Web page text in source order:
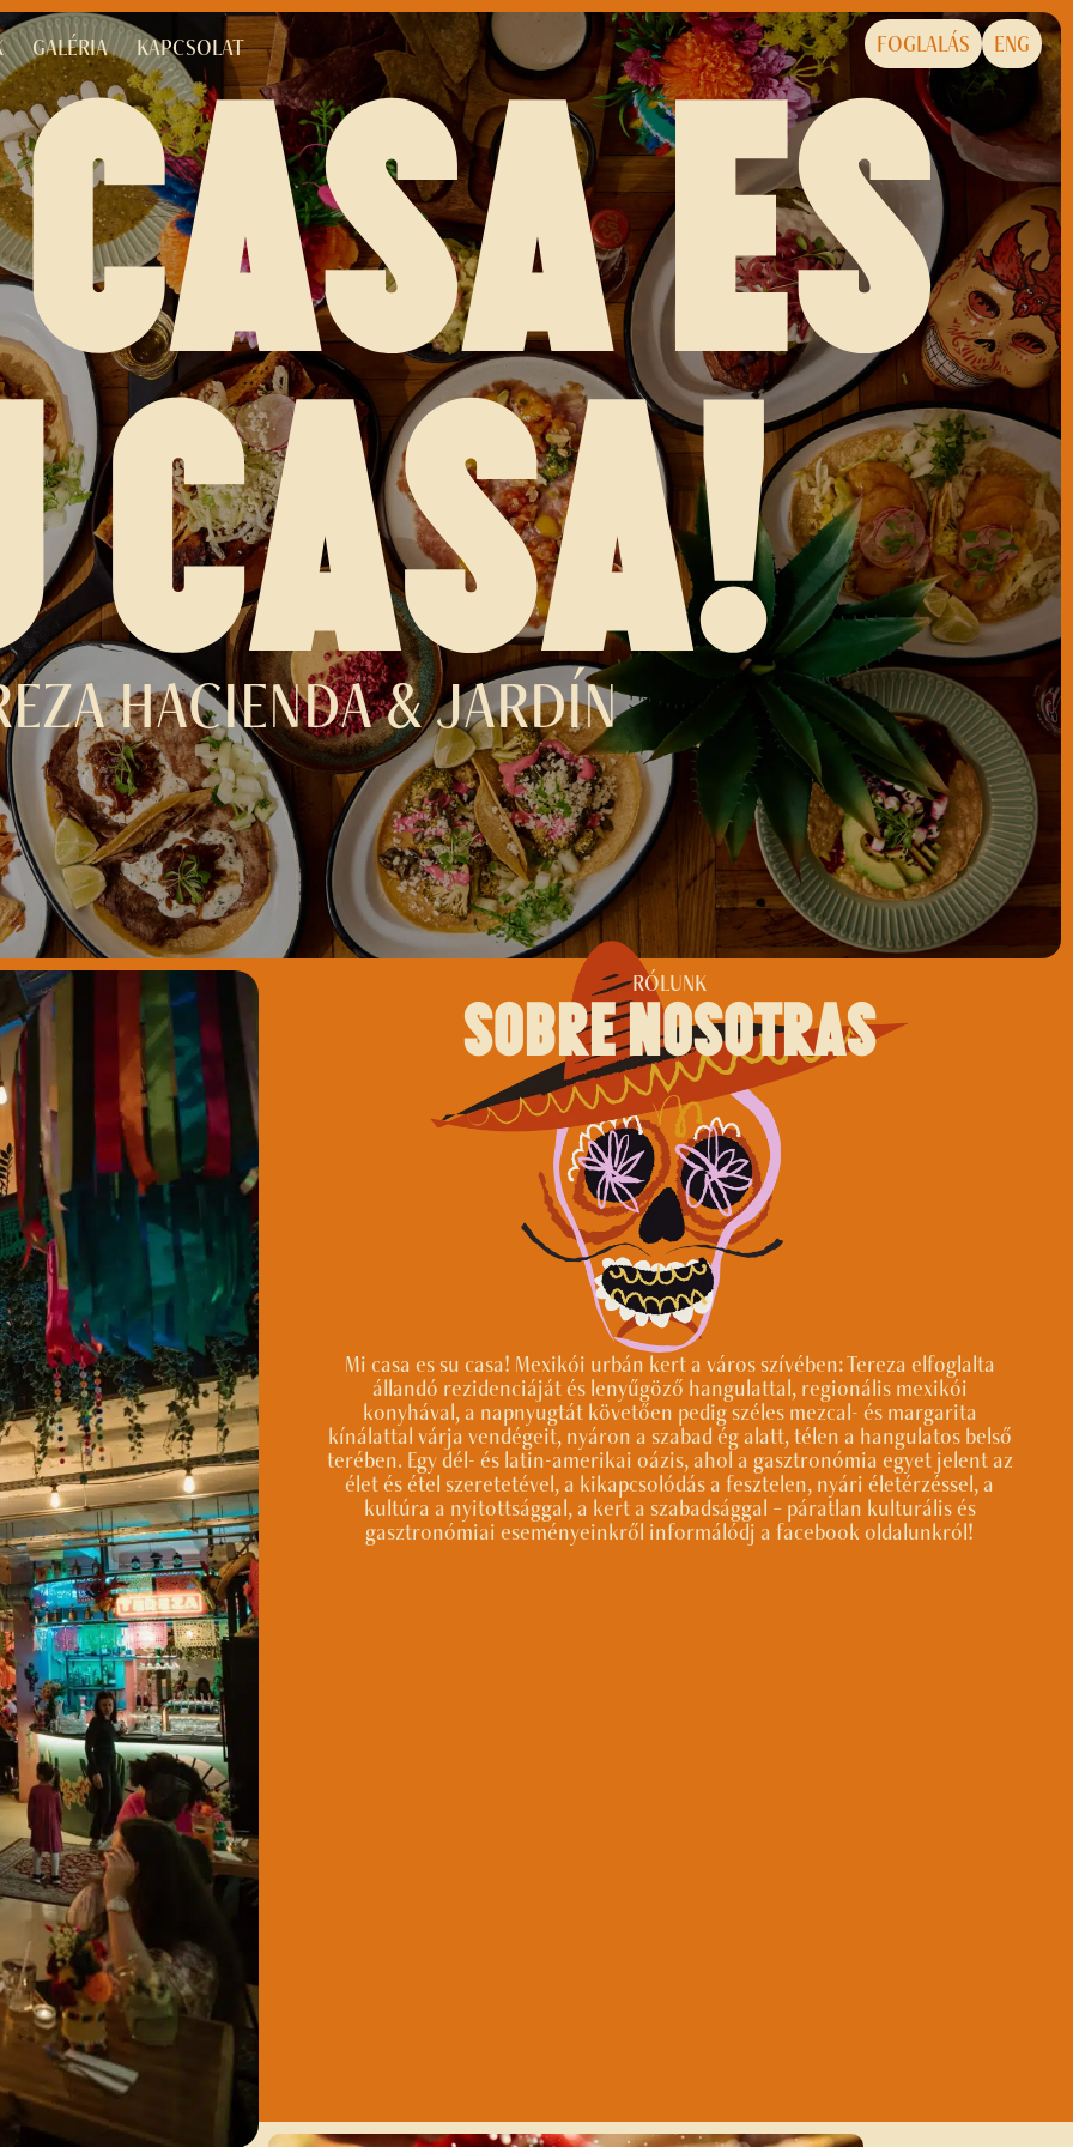
GALÉRIA KAPCSOLAT FOGLALÁS ENG
ES
CASA!
HACIENDA & JARDÍN
RÓLUNK
sobre nosotras
Mi casa es su casa! Mexikói urbán kert a város szívében: Tereza elfoglalta
állandó rezidenciáját és lenyűgöző hangulattal, regionális mexikói
konyhával, a napnyugtát követően pedig széles mezcal- és margarita
kínálattal várja vendégeit, nyáron a szabad ég alatt, télen a hangulatos belső
terében. Egy dél- és latin-amerikai oázis, ahol a gasztronómia egyet jelent az
élet és étel szeretetével, a kikapcsolódás a fesztelen, nyári életérzéssel, a
kultúra a nyitottsággal, a kert a szabadsággal – páratlan kulturális és
gasztronómiai eseményeinkről informálódj a facebook oldalunkról!